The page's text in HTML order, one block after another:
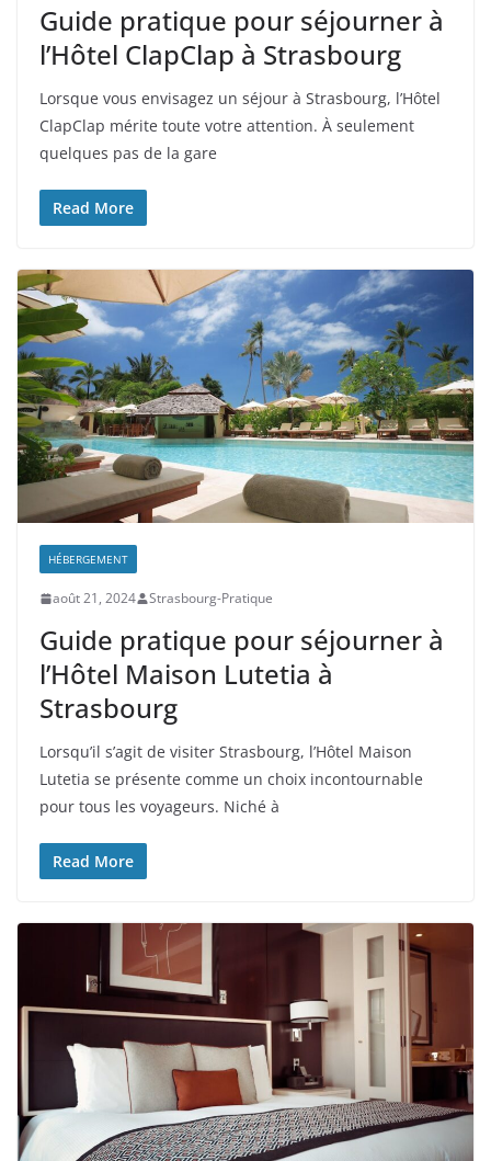
Guide pratique pour séjourner à
l’Hôtel ClapClap à Strasbourg
Lorsque vous envisagez un séjour à Strasbourg, l’Hôtel
ClapClap mérite toute votre attention. À seulement
quelques pas de la gare
Read More
HÉBERGEMENT
août 21, 2024 Strasbourg-Pratique
Guide pratique pour séjourner à
l’Hôtel Maison Lutetia à
Strasbourg
Lorsqu’il s’agit de visiter Strasbourg, l’Hôtel Maison
Lutetia se présente comme un choix incontournable
pour tous les voyageurs. Niché à
Read More